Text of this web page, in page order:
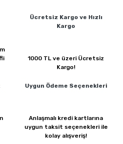
Ücretsiz Kargo ve Hızlı
Kargo
1000 TL ve üzeri Ücretsiz
Kargo!
Uygun Ödeme Seçenekleri
Anlaşmalı kredi kartlarına
uygun taksit seçenekleri ile
kolay alışveriş!